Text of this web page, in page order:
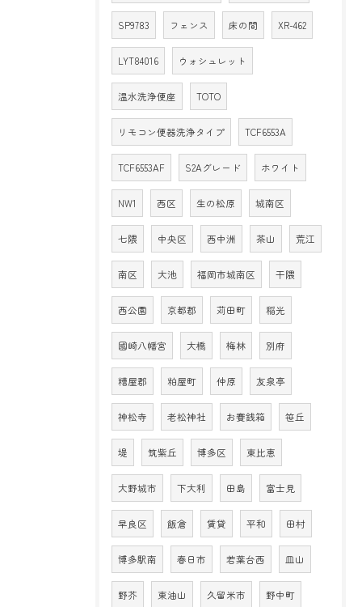
SP9783 フェンス 床の間 XR-462
LYT84016 ウォシュレット
温水洗浄便座 TOTO
リモコン便器洗浄タイプ TCF6553A
TCF6553AF S2Aグレード ホワイト
NW1 西区 生の松原 城南区
七隈 中央区 西中洲 茶山 荒江
南区 大池 福岡市城南区 干隈
西公園 京都郡 苅田町 稲光
國崎八幡宮 大橋 梅林 別府
糟屋郡 粕屋町 仲原 友泉亭
神松寺 老松神社 お賽銭箱 笹丘
堤 筑紫丘 博多区 東比恵
大野城市 下大利 田島 富士見
早良区 飯倉 賃貸 平和 田村
博多駅南 春日市 若葉台西 皿山
野芥 東油山 久留米市 野中町